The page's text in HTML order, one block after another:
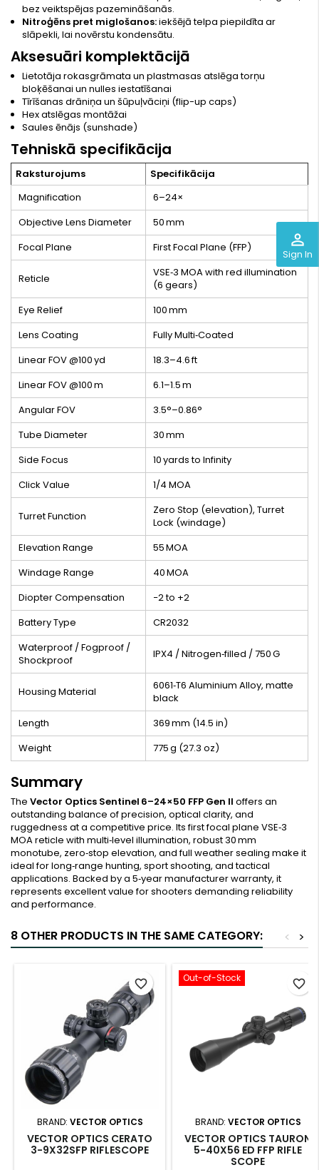
perm_identity
Sign In
bez veiktspējas pazemināšanās.
Nitroģēns pret miglošanos:iekšējā telpa piepildīta ar
slāpekli, lai novērstu kondensātu.
Aksesuāri komplektācijā
Lietotāja rokasgrāmata un plastmasas atslēga torņu
bloķēšanai un nulles iestatīšanai
Tīrīšanas drāniņa un šūpuļvāciņi (flip-up caps)
Hex atslēgas montāžai
Saules ēnājs (sunshade)
Tehniskā specifikācija
Raksturojums
Specifikācija
Magnification
6–24×
Objective Lens Diameter
50 mm
Focal Plane
First Focal Plane (FFP)
Reticle
VSE‑3 MOA with red illumination
(6 gears)
Eye Relief
100 mm
Lens Coating
Fully Multi‑Coated
Linear FOV @100 yd
18.3–4.6 ft
Linear FOV @100 m
6.1–1.5 m
Angular FOV
3.5°–0.86°
Tube Diameter
30 mm
Side Focus
10 yards to Infinity
Click Value
1/4 MOA
Turret Function
Zero Stop (elevation), Turret
Lock (windage)
Elevation Range
55 MOA
Windage Range
40 MOA
Diopter Compensation
−2 to +2
Battery Type
CR2032
Waterproof / Fogproof /
Shockproof
IPX4 / Nitrogen‑filled / 750 G
Housing Material
6061‑T6 Aluminium Alloy, matte
black
Length
369 mm (14.5 in)
Weight
775 g (27.3 oz)
Summary
The Vector Optics Sentinel 6–24×50 FFP Gen II offers an
outstanding balance of precision, optical clarity, and
ruggedness at a competitive price. Its first focal plane VSE‑3
MOA reticle with multi‑level illumination, robust 30 mm
monotube, zero‑stop elevation, and full weather sealing make it
ideal for long‑range hunting, sport shooting, and tactical
applications. Backed by a 5‑year manufacturer warranty, it
represents excellent value for shooters demanding reliability
and performance.
8 OTHER PRODUCTS IN THE SAME CATEGORY: >
<
BRAND: VECTOR OPTICS
VECTOR OPTICS CERATO
3-9X32SFP RIFLESCOPE
favorite_border Out-of-Stock
BRAND: VECTOR OPTICS
VECTOR OPTICS TAURON
5-40X56 ED FFP RIFLE
SCOPE
favorite_border